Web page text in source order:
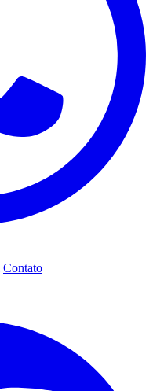
Contato